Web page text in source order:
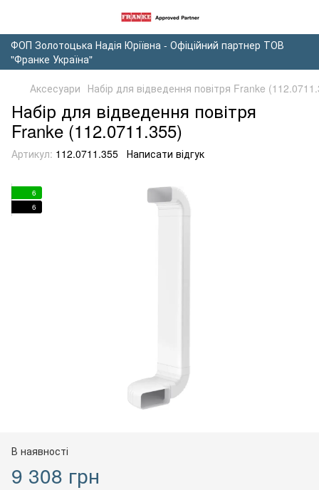
ФОП Золотоцька Надія Юріївна - Офіційний партнер ТОВ
"Франке Україна"
Аксесуари Набір для відведення повітря Franke
Набір для відведення повітря
Franke (112.0711.355)
Артикул: 112.0711.355 Написати відгук
6
6
В наявності
9 308 грн